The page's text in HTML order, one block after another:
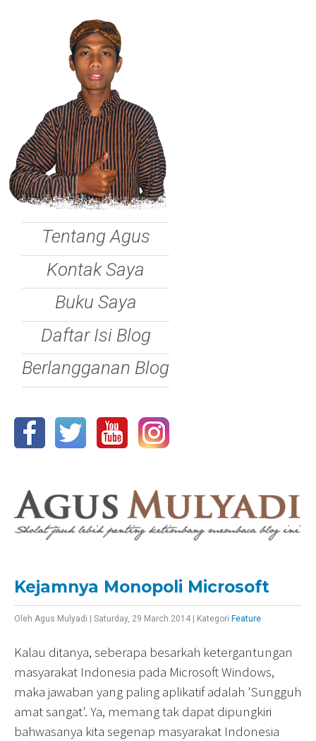
Tentang Agus
Kontak Saya
Buku Saya
Daftar Isi Blog
Berlangganan Blog
Kejamnya Monopoli Microsoft
Oleh Agus Mulyadi Saturday, 29 March 2014 Kategori Feature
Kalau ditanya, seberapa besarkah ketergantungan
masyarakat Indonesia pada Microsoft Windows,
maka jawaban yang paling aplikatif adalah 'Sungguh
amat sangat'. Ya, memang tak dapat dipungkiri
bahwasanya kita segenap masyarakat Indonesia